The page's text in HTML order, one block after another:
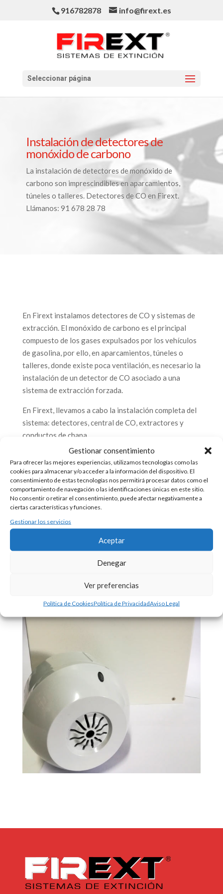
Gestionar consentimiento
Para ofrecer las mejores experiencias, utilizamos tecnologías como las
cookies para almacenar y/o acceder a la información del dispositivo. El
consentimiento de estas tecnologías nos permitirá procesar datos como el
comportamiento de navegación o las identificaciones únicas en este sitio.
No consentir o retirar el consentimiento, puede afectar negativamente a
ciertas características y funciones.
Gestionar los servicios
Aceptar
Denegar
Ver preferencias
Política de CookiesPolítica de PrivacidadAviso Legal
916782878 info@firext.es
Seleccionar página
Instalación de detectores de
monóxido de carbono
La instalación de detectores de monóxido de
carbono son imprescindibles en aparcamientos,
túneles o talleres. Detectores de CO en Firext.
Llámanos: 91 678 28 78
En Firext instalamos detectores de CO y sistemas de
extracción. El monóxido de carbono es el principal
compuesto de los gases expulsados por los vehículos
de gasolina, por ello, en aparcamientos, túneles o
talleres, donde existe poca ventilación, es necesario la
instalación de un detector de CO asociado a una
sistema de extracción forzada.
En Firext, llevamos a cabo la instalación completa del
sistema: detectores, central de CO, extractores y
conductos de chapa.
El CO es un gas muy tóxico
Aparcamientos, túneles y talleres
Detección de CO, conductos, extracción
Detectores de humo|Tipos de detectores de